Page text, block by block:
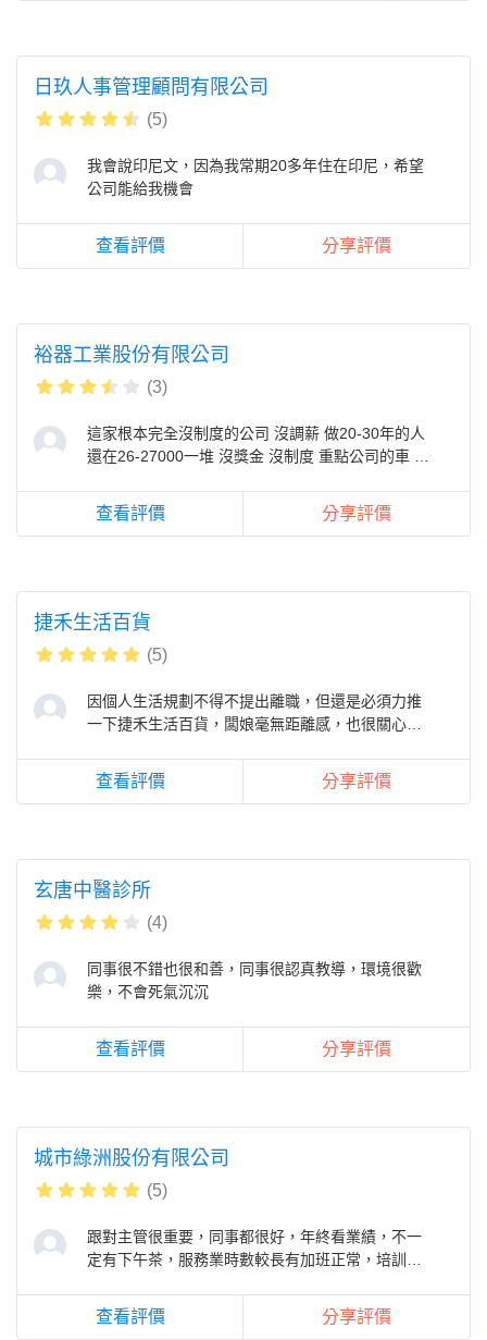
日玖人事管理顧問有限公司
(5)
我會說印尼文，因為我常期20多年住在印尼，希望
公司能給我機會
查看評價 分享評價
裕器工業股份有限公司
(3)
這家根本完全沒制度的公司 沒調薪 做20-30年的人
還在26-27000一堆 沒獎金 沒制度 重點公司的車 只
查看評價 分享評價
捷禾生活百貨
(5)
因個人生活規劃不得不提出離職，但還是必須力推
一下捷禾生活百貨，闆娘毫無距離感，也很關心適
查看評價 分享評價
玄唐中醫診所
(4)
同事很不錯也很和善，同事很認真教導，環境很歡
樂，不會死氣沉沉
查看評價 分享評價
城市綠洲股份有限公司
(5)
跟對主管很重要，同事都很好，年終看業績，不一
定有下午茶，服務業時數較長有加班正常，培訓課
查看評價 分享評價